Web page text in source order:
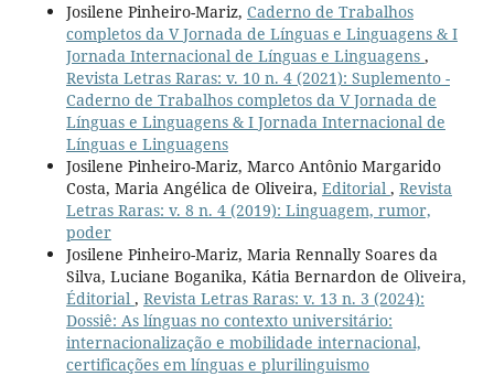
Josilene Pinheiro-Mariz, Caderno de Trabalhos
completos da V Jornada de Línguas e Linguagens & I
Jornada Internacional de Línguas e Linguagens ,
Revista Letras Raras: v. 10 n. 4 (2021): Suplemento -
Caderno de Trabalhos completos da V Jornada de
Línguas e Linguagens & I Jornada Internacional de
Línguas e Linguagens
Josilene Pinheiro-Mariz, Marco Antônio Margarido
Costa, Maria Angélica de Oliveira, Editorial , Revista
Letras Raras: v. 8 n. 4 (2019): Linguagem, rumor,
poder
Josilene Pinheiro-Mariz, Maria Rennally Soares da
Silva, Luciane Boganika, Kátia Bernardon de Oliveira,
Éditorial , Revista Letras Raras: v. 13 n. 3 (2024):
Dossiê: As línguas no contexto universitário:
internacionalização e mobilidade internacional,
certificações em línguas e plurilinguismo